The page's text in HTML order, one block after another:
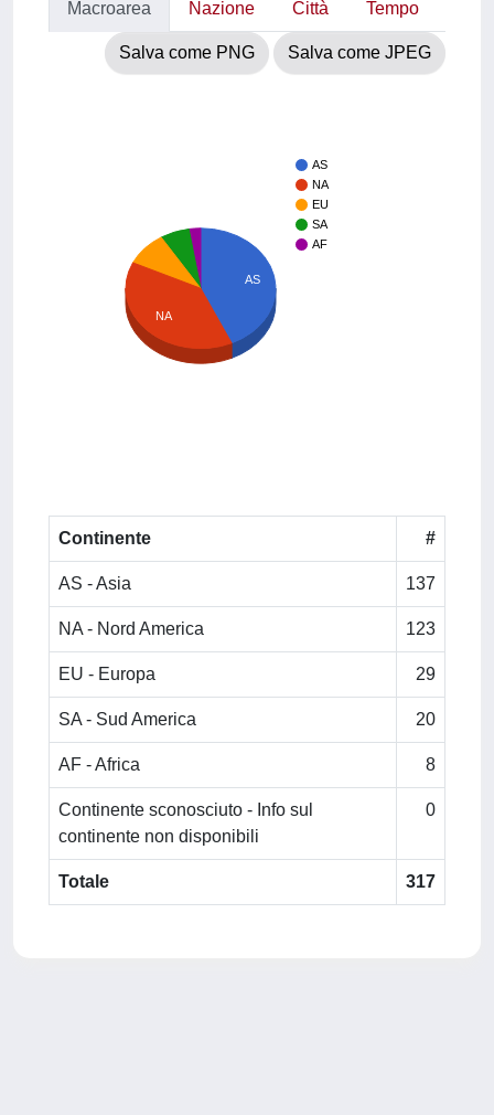
Macroarea Nazione Città Tempo
Salva come PNG Salva come JPEG
AS
NA
EU
SA
AF
AS
NA
Continente #
AS - Asia 137
NA - Nord America 123
EU - Europa 29
SA - Sud America 20
AF - Africa 8
Continente sconosciuto - Info sul
continente non disponibili
0
Totale 317